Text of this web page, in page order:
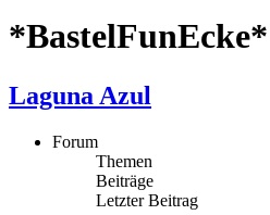
*BastelFunEcke*
Laguna Azul
Forum
Themen
Beiträge
Letzter Beitrag